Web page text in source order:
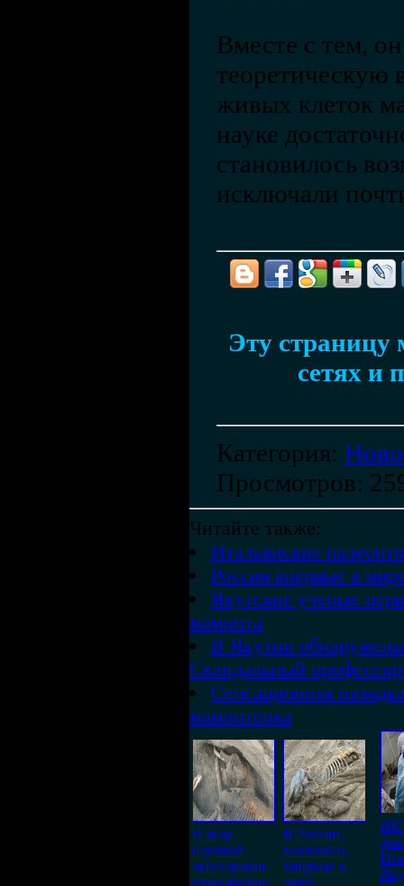
Вместе с тем, он
теоретическую
живых клеток
науке
становилось
исключали
Эту страницу
сетях и
Категория:
Просмотров:
Читайте также:
Итальянские
Россия впервые в
Якутские ученые
мамонта
В Якутии
Скандальный
Сенсационная
мамонтенка
В ходе
научной
экспедиции
итальянские
В России,
возможно,
впервые в
мире